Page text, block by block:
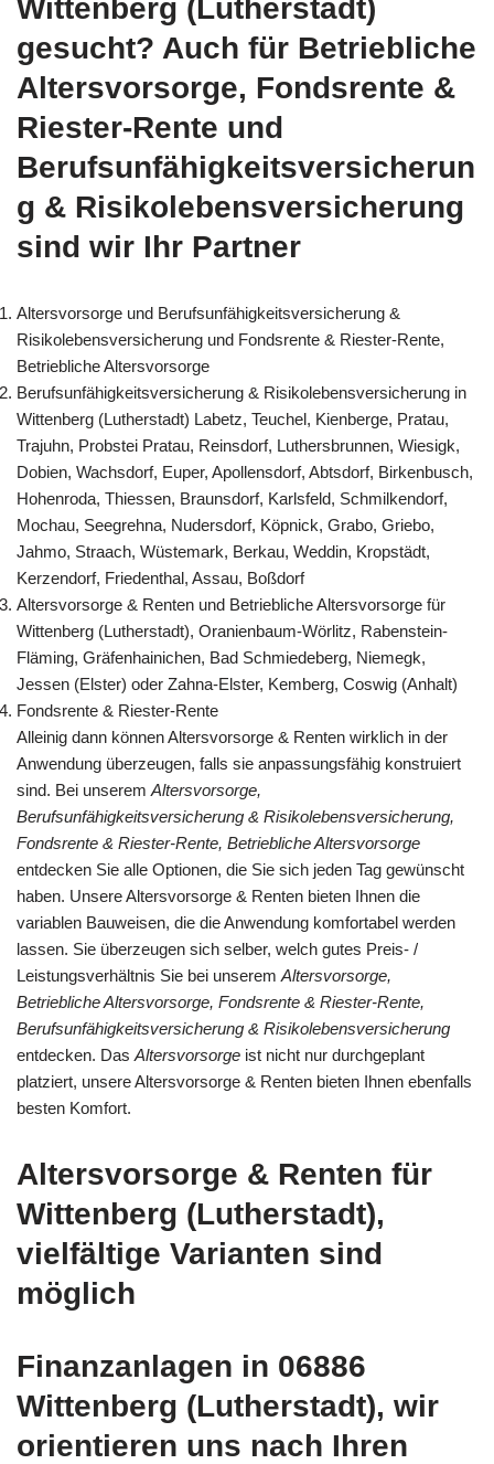
Wittenberg (Lutherstadt)
gesucht? Auch für Betriebliche
Altersvorsorge, Fondsrente &
Riester-Rente und
Berufsunfähigkeitsversicherun
g & Risikolebensversicherung
sind wir Ihr Partner
Altersvorsorge und Berufsunfähigkeitsversicherung &
Risikolebensversicherung und Fondsrente & Riester-Rente,
Betriebliche Altersvorsorge
Berufsunfähigkeitsversicherung & Risikolebensversicherung in
Wittenberg (Lutherstadt) Labetz, Teuchel, Kienberge, Pratau,
Trajuhn, Probstei Pratau, Reinsdorf, Luthersbrunnen, Wiesigk,
Dobien, Wachsdorf, Euper, Apollensdorf, Abtsdorf, Birkenbusch,
Hohenroda, Thiessen, Braunsdorf, Karlsfeld, Schmilkendorf,
Mochau, Seegrehna, Nudersdorf, Köpnick, Grabo, Griebo,
Jahmo, Straach, Wüstemark, Berkau, Weddin, Kropstädt,
Kerzendorf, Friedenthal, Assau, Boßdorf
Altersvorsorge & Renten und Betriebliche Altersvorsorge für
Wittenberg (Lutherstadt), Oranienbaum-Wörlitz, Rabenstein-
Fläming, Gräfenhainichen, Bad Schmiedeberg, Niemegk,
Jessen (Elster) oder Zahna-Elster, Kemberg, Coswig (Anhalt)
Fondsrente & Riester-Rente
Alleinig dann können Altersvorsorge & Renten wirklich in der
Anwendung überzeugen, falls sie anpassungsfähig konstruiert
sind. Bei unserem Altersvorsorge,
Berufsunfähigkeitsversicherung & Risikolebensversicherung,
Fondsrente & Riester-Rente, Betriebliche Altersvorsorge
entdecken Sie alle Optionen, die Sie sich jeden Tag gewünscht
haben. Unsere Altersvorsorge & Renten bieten Ihnen die
variablen Bauweisen, die die Anwendung komfortabel werden
lassen. Sie überzeugen sich selber, welch gutes Preis- /
Leistungsverhältnis Sie bei unserem Altersvorsorge,
Betriebliche Altersvorsorge, Fondsrente & Riester-Rente,
Berufsunfähigkeitsversicherung & Risikolebensversicherung
entdecken. Das Altersvorsorge ist nicht nur durchgeplant
platziert, unsere Altersvorsorge & Renten bieten Ihnen ebenfalls
besten Komfort.
Altersvorsorge & Renten für
Wittenberg (Lutherstadt),
vielfältige Varianten sind
möglich
Finanzanlagen in 06886
Wittenberg (Lutherstadt), wir
orientieren uns nach Ihren